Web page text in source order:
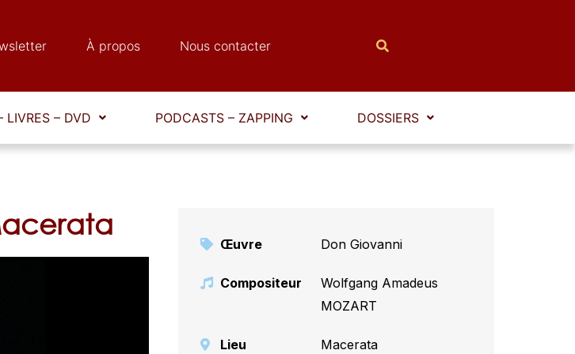
À propos Nous contacter
LIVRES – DVD PODCASTS – ZAPPING DOSSIERS
Œuvre Don Giovanni
Compositeur
Wolfgang Amadeus
MOZART
Lieu Macerata